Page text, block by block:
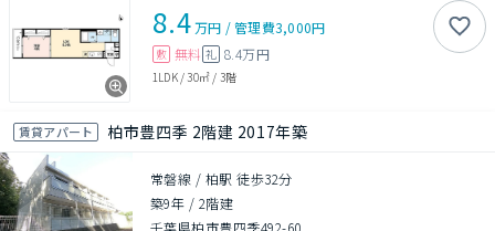
8.4万円 /管理費3,000円
敷 無料 礼 8.4万円
1LDK/30㎡ / 3階
賃貸アパート 柏市豊四季 2階建 2017年築
常磐線 / 柏駅 徒歩32分
築9年 / 2階建
千葉県柏市豊四季492-60